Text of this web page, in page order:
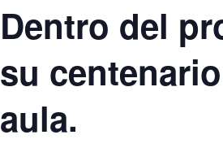
Dentro del
su
aula.